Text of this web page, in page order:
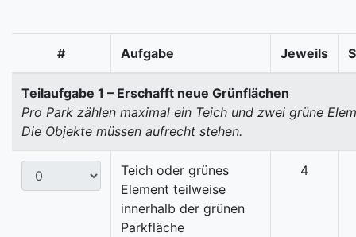
# Aufgabe Jeweils
Teilaufgabe 1 – Erschafft neue Grünflächen
Pro Park zählen maximal ein Teich und zwei grüne
Die Objekte müssen aufrecht stehen.
Teich oder grünes
Element teilweise
innerhalb der grünen
Parkfläche
4